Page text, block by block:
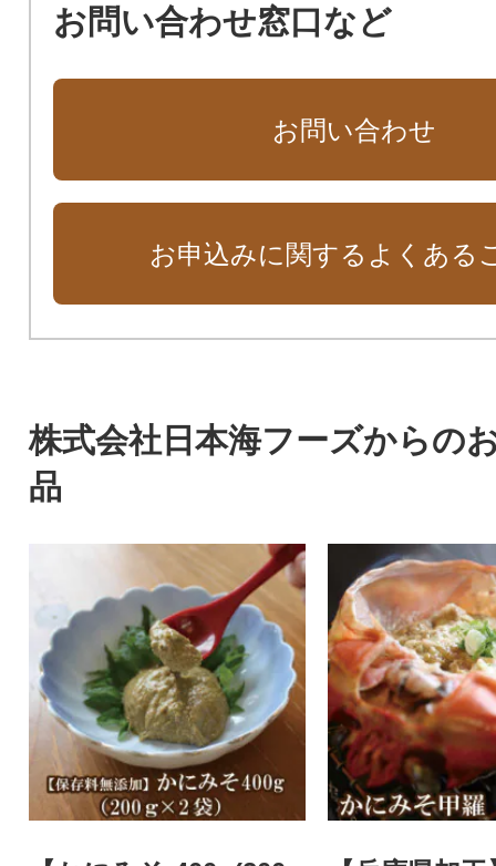
お問い合わせ窓口など
お問い合わせ
お申込みに関するよくある
株式会社日本海フーズからの
品